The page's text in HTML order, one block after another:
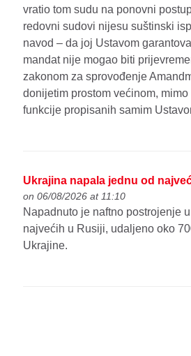
vratio tom sudu na ponovni
redovni sudovi nijesu suštinski
navod – da joj Ustavom
mandat nije mogao biti
zakonom za sprovođenje
donijetim prostom većinom,
funkcije propisanih samim
Ukrajina napala jednu od
on 06/08/2026 at 11:10
Napadnuto je naftno postrojenje
najvećih u Rusiji, udaljeno oko
Ukrajine.